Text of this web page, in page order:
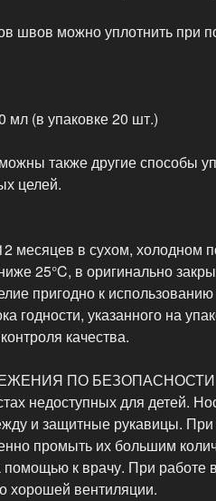
швов можно уплотнить при
мл (в упаковке 20 шт.)
также другие способы
целей.
месяцев в сухом, холодном
25°C, в оригинально
пригодно к
годности, указанного на
качества.
ПО БЕЗОПАСНОСТИ
недоступных для детей.
и защитные рукавицы.
промыть их большим
помощью к врачу. При
хорошей вентиляции.